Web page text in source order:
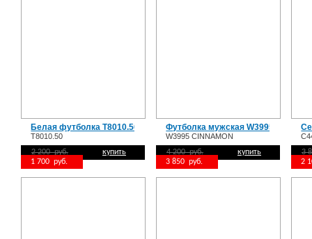
Белая футболка T8010.50
T8010.50
2 200 руб.
1 700 руб.
купить
Футболка мужская W3995
W3995 CINNAMON
4 200 руб.
3 850 руб.
купить
3
2